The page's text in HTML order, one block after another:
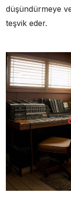
düşündürmeye
teşvik eder.